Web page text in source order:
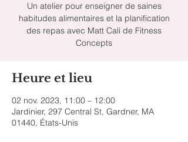
Un atelier pour enseigner de saines
habitudes alimentaires et la planification
des repas avec Matt Cali de Fitness
Concepts
Heure et lieu
02 nov. 2023, 11:00 – 12:00
Jardinier, 297 Central St, Gardner, MA
01440, États-Unis